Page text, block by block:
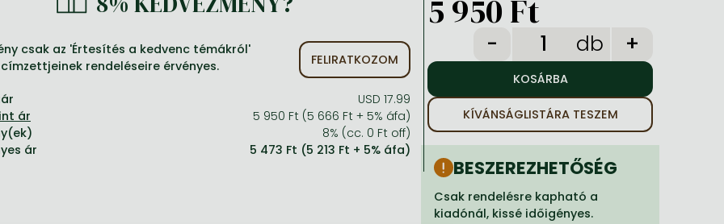
csak az 'Értesítés a kedvenc témákról'
rendeléseire érvényes.
FELIRATKOZOM
USD 17.99
5 950 Ft (5 666 Ft + 5% áfa)
8% (cc. 0 Ft off)
ár
5 473 Ft (5 213 Ft + 5% áfa)
5 950 Ft
db
KÍVÁNSÁGLISTÁRA TESZEM
BESZEREZHETŐSÉG
Csak rendelésre kapható a
kiadónál, kissé időigényes.